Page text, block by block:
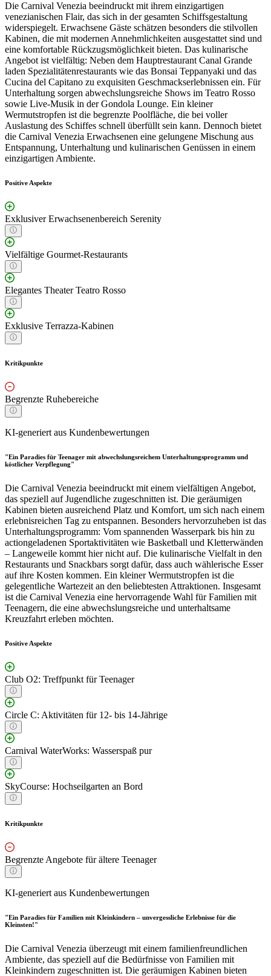
Die Carnival Venezia beeindruckt mit ihrem einzigartigen
venezianischen Flair, das sich in der gesamten Schiffsgestaltung
widerspiegelt. Erwachsene Gäste schätzen besonders die stilvollen
Kabinen, die mit modernen Annehmlichkeiten ausgestattet sind und
eine komfortable Rückzugsmöglichkeit bieten. Das kulinarische
Angebot ist vielfältig: Neben dem Hauptrestaurant Canal Grande
laden Spezialitätenrestaurants wie das Bonsai Teppanyaki und das
Cucina del Capitano zu exquisiten Geschmackserlebnissen ein. Für
Unterhaltung sorgen abwechslungsreiche Shows im Teatro Rosso
sowie Live-Musik in der Gondola Lounge. Ein kleiner
Wermutstropfen ist die begrenzte Poolfläche, die bei voller
Auslastung des Schiffes schnell überfüllt sein kann. Dennoch bietet
die Carnival Venezia Erwachsenen eine gelungene Mischung aus
Entspannung, Unterhaltung und kulinarischen Genüssen in einem
einzigartigen Ambiente.
Positive Aspekte
Exklusiver Erwachsenenbereich Serenity
Vielfältige Gourmet-Restaurants
Elegantes Theater Teatro Rosso
Exklusive Terrazza-Kabinen
Kritikpunkte
Begrenzte Ruhebereiche
KI-generiert aus Kundenbewertungen
"Ein Paradies für Teenager mit abwechslungsreichem Unterhaltungsprogramm und
köstlicher Verpflegung"
Die Carnival Venezia beeindruckt mit einem vielfältigen Angebot,
das speziell auf Jugendliche zugeschnitten ist. Die geräumigen
Kabinen bieten ausreichend Platz und Komfort, um sich nach einem
erlebnisreichen Tag zu entspannen. Besonders hervorzuheben ist das
Unterhaltungsprogramm: Vom spannenden Wasserpark bis hin zu
actiongeladenen Sportaktivitäten wie Basketball und Kletterwänden
– Langeweile kommt hier nicht auf. Die kulinarische Vielfalt in den
Restaurants und Snackbars sorgt dafür, dass auch wählerische Esser
auf ihre Kosten kommen. Ein kleiner Wermutstropfen ist die
gelegentliche Wartezeit an den beliebtesten Attraktionen. Insgesamt
ist die Carnival Venezia eine hervorragende Wahl für Familien mit
Teenagern, die eine abwechslungsreiche und unterhaltsame
Kreuzfahrt erleben möchten.
Positive Aspekte
Club O2: Treffpunkt für Teenager
Circle C: Aktivitäten für 12- bis 14-Jährige
Carnival WaterWorks: Wasserspaß pur
SkyCourse: Hochseilgarten an Bord
Kritikpunkte
Begrenzte Angebote für ältere Teenager
KI-generiert aus Kundenbewertungen
"Ein Paradies für Familien mit Kleinkindern – unvergessliche Erlebnisse für die
Kleinsten!"
Die Carnival Venezia überzeugt mit einem familienfreundlichen
Ambiente, das speziell auf die Bedürfnisse von Familien mit
Kleinkindern zugeschnitten ist. Die geräumigen Kabinen bieten